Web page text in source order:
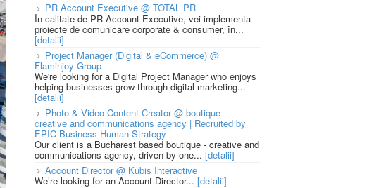
PR Account Executive @ TOTAL PR
În calitate de PR Account Executive, vei implementa
proiecte de comunicare corporate & consumer, în...
[detalii]
Project Manager (Digital & eCommerce) @
Flaminjoy Group
We're looking for a Digital Project Manager who enjoys
helping businesses grow through digital marketing...
[detalii]
Photo & Video Content Creator @ boutique -
creative and communications agency | Recruited by
EPIC Business Human Strategy
Our client is a Bucharest based boutique - creative and
communications agency, driven by one... [detalii]
Account Director @ Kubis Interactive
We’re looking for an Account Director... [detalii]